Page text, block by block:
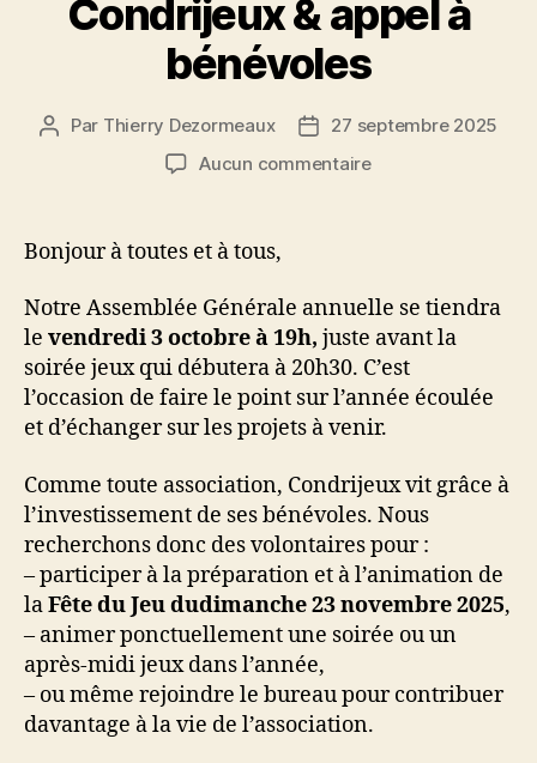
Condrijeux & appel à
bénévoles
Auteur
Par Thierry Dezormeaux
Date27 septembre 2025
Aucun commentairesur
appel
à
bénévoles
Bonjour à toutes et à tous,
Notre Assemblée Générale annuelle se tiendra
le vendredi 3 octobre à 19h, juste avant la
soirée jeux qui débutera à 20h30. C’est
l’occasion de faire le point sur l’année écoulée
et d’échanger sur les projets à venir.
Comme toute association, Condrijeux vit grâce à
l’investissement de ses bénévoles. Nous
recherchons donc des volontaires pour :
– participer à la préparation et à l’animation de
laFête du Jeu dudimanche 23 novembre 2025,
– animer ponctuellement une soirée ou un
après-midi jeux dans l’année,
– ou même rejoindre le bureau pour contribuer
davantage à la vie de l’association.